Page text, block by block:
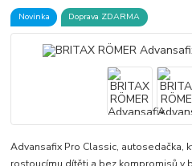
Novinka Doprava ZDARMA
Advansafix Pro Classic, autosedačka,